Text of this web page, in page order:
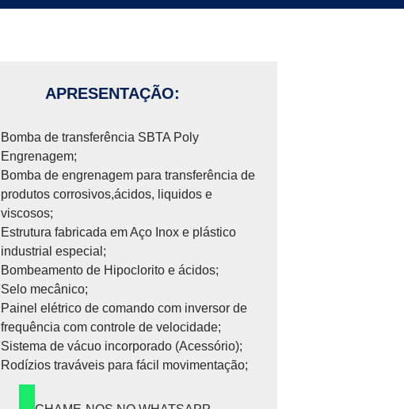
APRESENTAÇÃO:
Bomba de transferência SBTA Poly
Engrenagem;
Bomba de engrenagem para transferência de
produtos corrosivos,ácidos, liquidos e
viscosos;
Estrutura fabricada em Aço Inox e plástico
industrial especial;
Bombeamento de Hipoclorito e ácidos;
Selo mecânico;
Painel elétrico de comando com inversor de
frequência com controle de velocidade;
Sistema de vácuo incorporado (Acessório);
Rodízios traváveis para fácil movimentação;